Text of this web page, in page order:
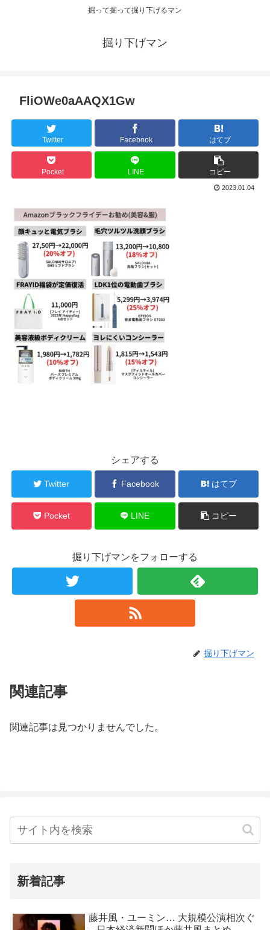
掘って掘って掘り下げるマン
掘り下げマン
FliOWe0aAAQX1Gw
Twitter Facebook はてブ
Pocket LINE コピー
2023.01.04
シェアする
Twitter Facebook はてブ
Pocket LINE コピー
掘り下げマンをフォローする
掘り下げマン
関連記事
関連記事は見つかりませんでした。
新着記事
藤井風・ユーミン… 大規模公演相次ぐ